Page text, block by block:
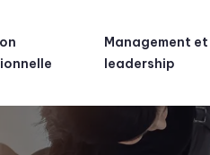
Management et
leadership